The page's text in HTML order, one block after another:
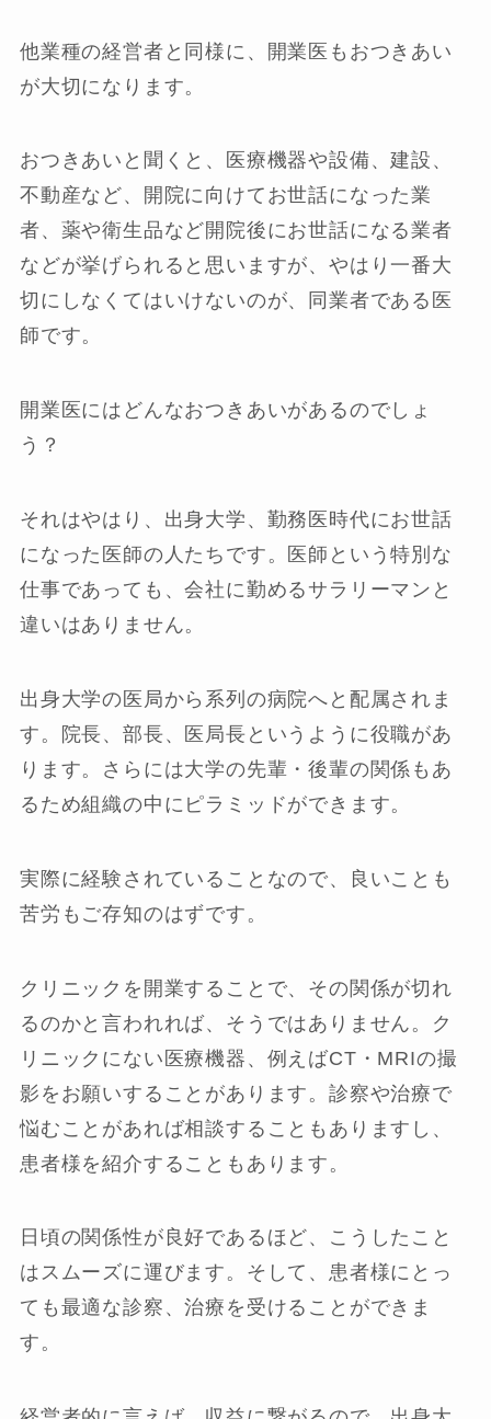
他業種の経営者と同様に、開業医もおつきあい
が大切になります。
おつきあいと聞くと、医療機器や設備、建設、
不動産など、開院に向けてお世話になった業
者、薬や衛生品など開院後にお世話になる業者
などが挙げられると思いますが、やはり一番大
切にしなくてはいけないのが、同業者である医
師です。
開業医にはどんなおつきあいがあるのでしょ
う？
それはやはり、出身大学、勤務医時代にお世話
になった医師の人たちです。医師という特別な
仕事であっても、会社に勤めるサラリーマンと
違いはありません。
出身大学の医局から系列の病院へと配属されま
す。院長、部長、医局長というように役職があ
ります。さらには大学の先輩・後輩の関係もあ
るため組織の中にピラミッドができます。
実際に経験されていることなので、良いことも
苦労もご存知のはずです。
クリニックを開業することで、その関係が切れ
るのかと言われれば、そうではありません。ク
リニックにない医療機器、例えばCT・MRIの撮
影をお願いすることがあります。診察や治療で
悩むことがあれば相談することもありますし、
患者様を紹介することもあります。
日頃の関係性が良好であるほど、こうしたこと
はスムーズに運びます。そして、患者様にとっ
ても最適な診察、治療を受けることができま
す。